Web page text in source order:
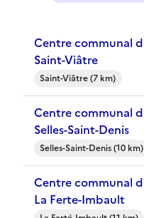
Centre communal d'action sociale (CCAS) -
Saint-Viâtre
Saint-Viâtre (7 km)
Centre communal d'action sociale (CCAS) -
Selles-Saint-Denis
Selles-Saint-Denis (10 km)
Centre communal d'action sociale (CCAS) -
La Ferte-Imbault